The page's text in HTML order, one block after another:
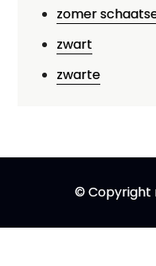
zomer
zwart
zwarte
© Copyright